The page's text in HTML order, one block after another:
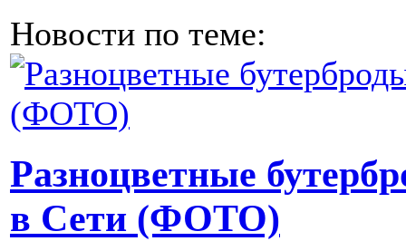
Новости по теме:
Разноцветные
в Сети (ФОТО)